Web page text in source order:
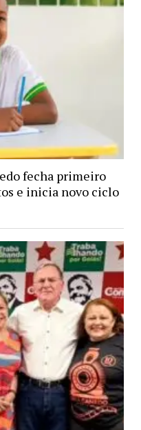
fecha primeiro
e inicia novo ciclo